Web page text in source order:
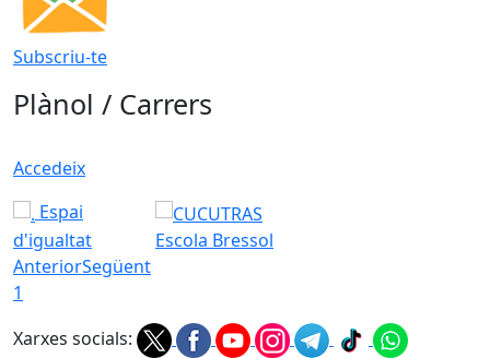
Subscriu-te
Plànol / Carrers
Accedeix
Espai
d'igualtat
Escola Bressol
AnteriorSegüent
1
Xarxes socials: